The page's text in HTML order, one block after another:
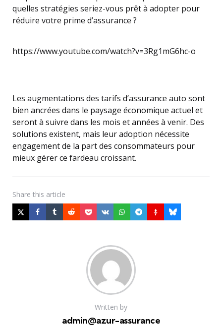
quelles stratégies seriez-vous prêt à adopter pour
réduire votre prime d’assurance ?
https://www.youtube.com/watch?v=3Rg1mG6hc-o
Les augmentations des tarifs d’assurance auto sont
bien ancrées dans le paysage économique actuel et
seront à suivre dans les mois et années à venir. Des
solutions existent, mais leur adoption nécessite
engagement de la part des consommateurs pour
mieux gérer ce fardeau croissant.
Share this article
Written by
admin@azur-assurance